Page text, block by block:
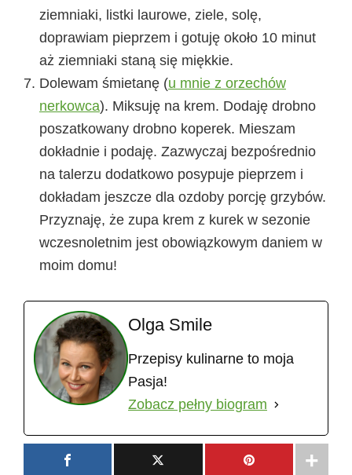
ziemniaki, listki laurowe, ziele, solę,
doprawiam pieprzem i gotuję około 10 minut
aż ziemniaki staną się miękkie.
Dolewam śmietanę (u mnie z orzechów
nerkowca). Miksuję na krem. Dodaję drobno
poszatkowany drobno koperek. Mieszam
dokładnie i podaję. Zazwyczaj bezpośrednio
na talerzu dodatkowo posypuje pieprzem i
dokładam jeszcze dla ozdoby porcję grzybów.
Przyznaję, że zupa krem z kurek w sezonie
wczesnoletnim jest obowiązkowym daniem w
moim domu!
Olga Smile
Przepisy kulinarne to moja
Pasja!
Zobacz pełny biogram